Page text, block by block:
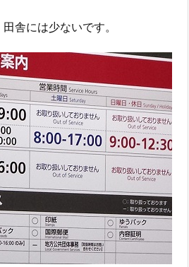
舎には少ないです。